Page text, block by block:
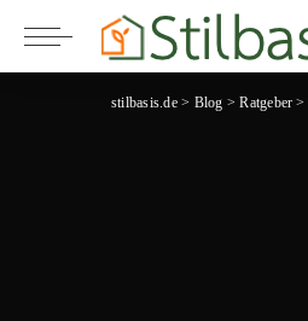
stilbasis.de> Blog >Ratgeber >